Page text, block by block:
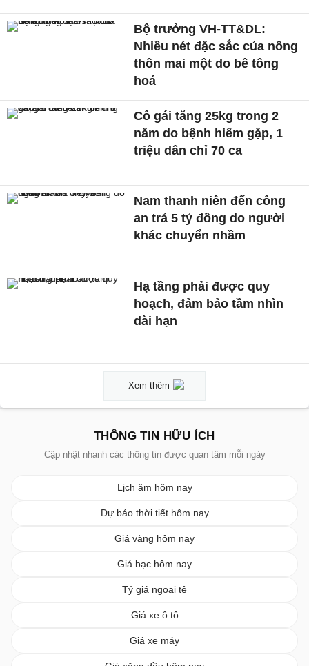
Bộ trưởng VH-TT&DL:
Nhiều nét đặc sắc của nông
thôn mai một do bê tông
hoá
Cô gái tăng 25kg trong 2
năm do bệnh hiếm gặp, 1
triệu dân chỉ 70 ca
Nam thanh niên đến công
an trả 5 tỷ đồng do người
khác chuyển nhầm
Hạ tầng phải được quy
hoạch, đảm bảo tầm nhìn
dài hạn
Xem thêm
THÔNG TIN HỮU ÍCH
Cập nhật nhanh các thông tin được quan tâm mỗi ngày
Lịch âm hôm nay
Dự báo thời tiết hôm nay
Giá vàng hôm nay
Giá bạc hôm nay
Tỷ giá ngoại tệ
Giá xe ô tô
Giá xe máy